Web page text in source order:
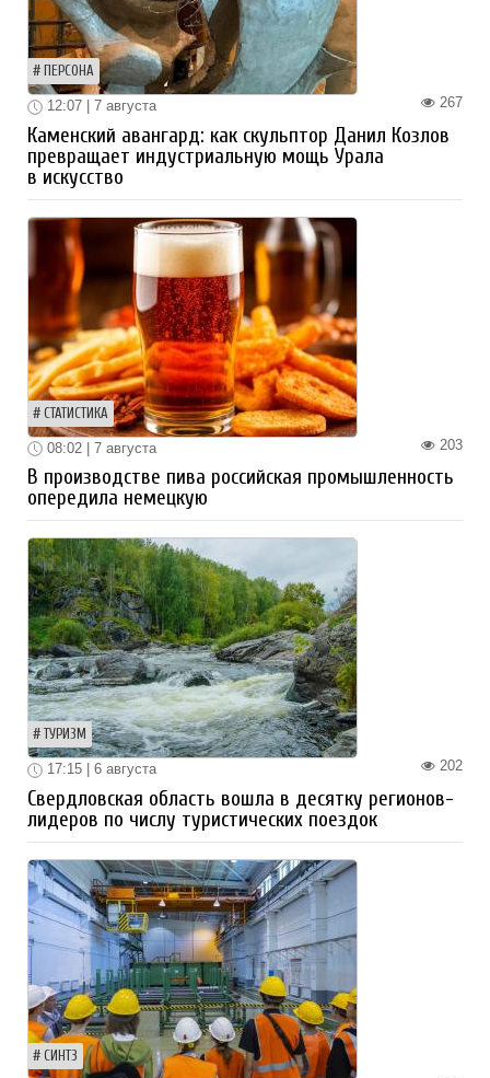
ПЕРСОНА
267
12:07 | 7 августа
Каменский авангард: как скульптор Данил Козлов
превращает индустриальную мощь Урала
в искусство
СТАТИСТИКА
203
08:02 | 7 августа
В производстве пива российская промышленность
опередила немецкую
ТУРИЗМ
202
17:15 | 6 августа
Свердловская область вошла в десятку регионов-
лидеров по числу туристических поездок
СИНТЗ